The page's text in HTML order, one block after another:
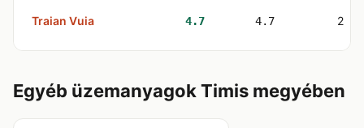
Traian Vuia 4.7 4.7 2
Egyéb üzemanyagok Timis megyében